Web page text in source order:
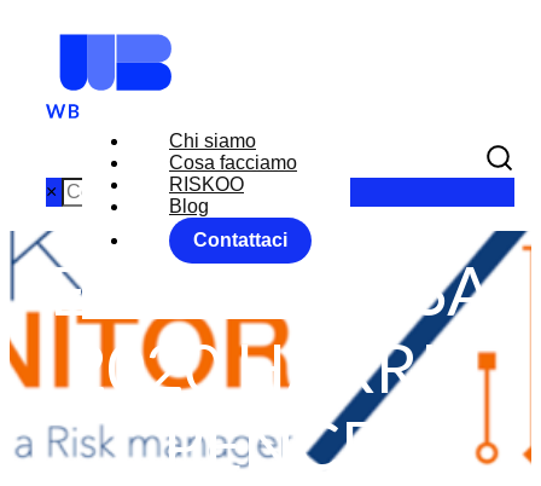
Chi siamo
Cosa facciamo
RISKOO
Blog
Contattaci
×
ELEZIONI USA
2020 HARRIS
PENCE